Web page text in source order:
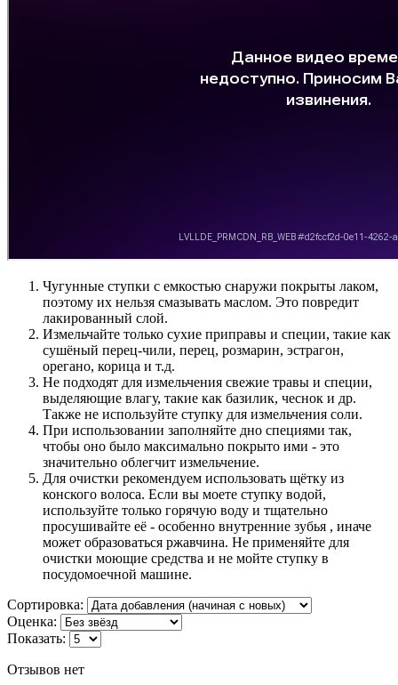
Чугунные ступки с емкостью снаружи покрыты лаком,
поэтому их нельзя смазывать маслом. Это повредит
лакированный слой.
Измельчайте только сухие приправы и специи, такие как
сушёный перец-чили, перец, розмарин, эстрагон,
орегано, корица и т.д.
Не подходят для измельчения свежие травы и специи,
выделяющие влагу, такие как базилик, чеснок и др.
Также не используйте ступку для измельчения соли.
При использовании заполняйте дно специями так,
чтобы оно было максимально покрыто ими - это
значительно облегчит измельчение.
Для очистки рекомендуем использовать щётку из
конского волоса. Если вы моете ступку водой,
используйте только горячую воду и тщательно
просушивайте её - особенно внутренние зубья , иначе
может образоваться ржавчина. Не применяйте для
очистки моющие средства и не мойте ступку в
посудомоечной машине.
Сортировка:
Оценка:
Показать:
Отзывов нет